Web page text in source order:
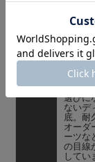
商品
ブラ
ミリ
現代
ド、
選びに
ないデ
底。耐
オーダ
ーツな
の目線
してい